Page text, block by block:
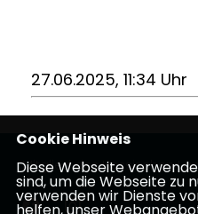
27.06.2025, 11:34 Uhr
Mitglied des Hessischen
Cookie Hinweis
Diese Webseite
sind, um die Webseite zu
verwenden wir Dienste